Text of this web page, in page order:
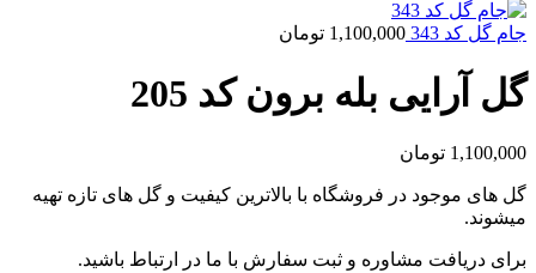
جام گل کد 343 1,100,000 تومان
گل آرایی بله برون کد 205
1,100,000 تومان
گل های موجود در فروشگاه با بالاترین کیفیت و گل های تازه تهیه
میشوند.
برای دریافت مشاوره و ثبت سفارش با ما در ارتباط باشید.